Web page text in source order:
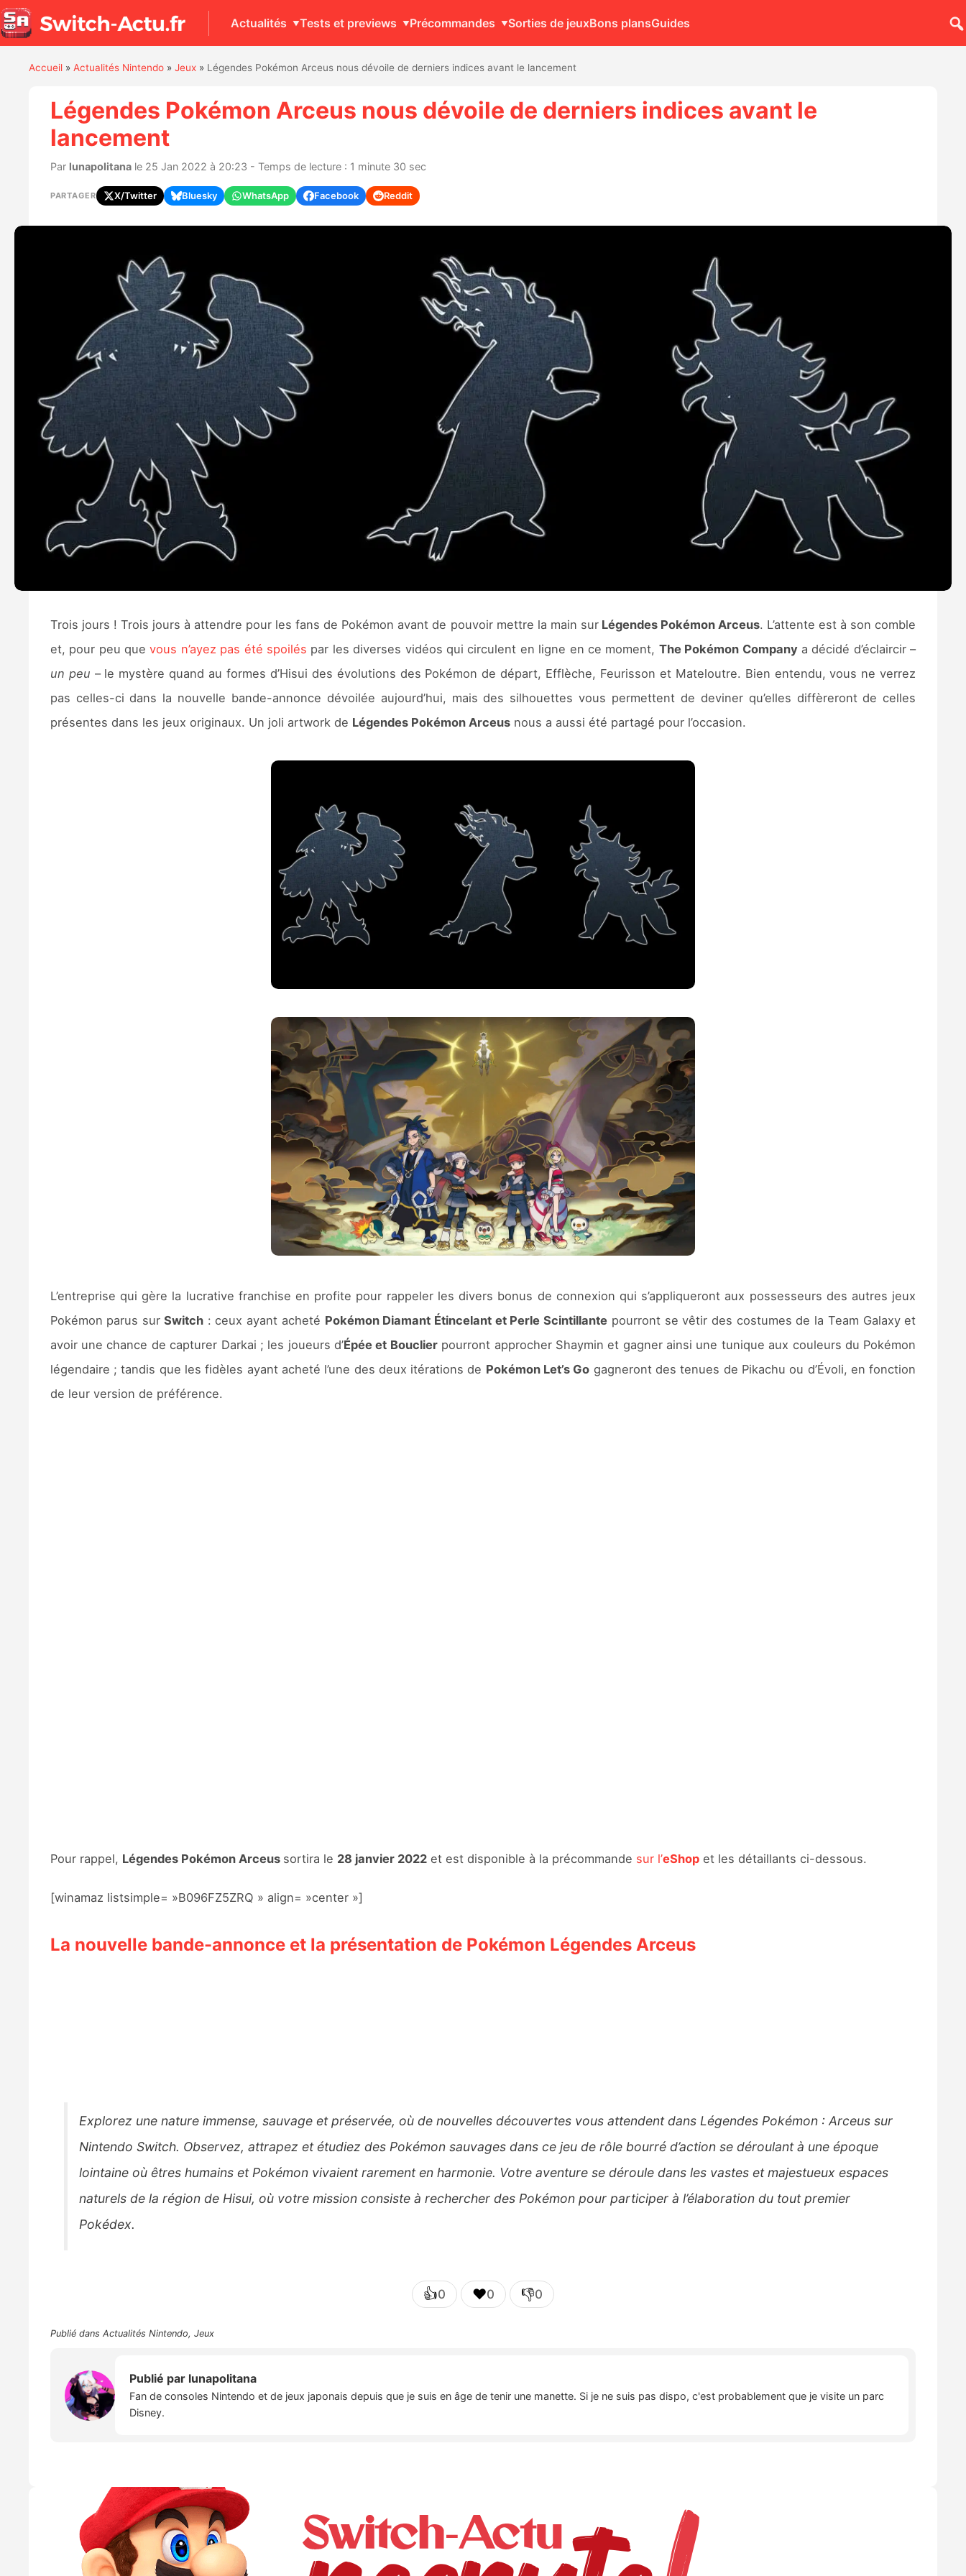
Actualités Tests et previews Précommandes Sorties de jeuxBons plansGuides
Accueil» Actualités Nintendo» Jeux» Légendes Pokémon Arceus nous dévoile de derniers indices avant le lancement
Légendes Pokémon Arceus nous dévoile de derniers indices avant le
lancement
Par lunapolitanale 25 Jan 2022 à 20:23 - Temps de lecture : 1 minute 30 sec
PARTAGER X/Twitter Bluesky WhatsApp Facebook Reddit
Trois jours ! Trois jours à attendre pour les fans de Pokémon avant de pouvoir mettre la main surLégendes Pokémon Arceus. L’attente est à son comble
et, pour peu quevous n’ayez pas été spoilés par les diverses vidéos qui circulent en ligne en ce moment, The Pokémon Companya décidé d’éclaircir –
un peu – le mystère quand au formes d’Hisui des évolutions des Pokémon de départ, Efflèche, Feurisson et Mateloutre. Bien entendu, vous ne verrez
pas celles-ci dans la nouvelle bande-annonce dévoilée aujourd’hui, mais des silhouettes vous permettent de deviner qu’elles diffèreront de celles
présentes dans les jeux originaux. Un joli artwork de Légendes Pokémon Arceusnous a aussi été partagé pour l’occasion.
L’entreprise qui gère la lucrative franchise en profite pour rappeler les divers bonus de connexion qui s’appliqueront aux possesseurs des autres jeux
Pokémon parus sur Switch: ceux ayant acheté Pokémon Diamant Étincelant et Perle Scintillante pourront se vêtir des costumes de la Team Galaxy et
avoir une chance de capturer Darkai ; les joueurs d’Épée et Bouclierpourront approcher Shaymin et gagner ainsi une tunique aux couleurs du Pokémon
légendaire ; tandis que les fidèles ayant acheté l’une des deux itérations de Pokémon Let’s Go gagneront des tenues de Pikachu ou d’Évoli, en fonction
de leur version de préférence.
Pour rappel, Légendes Pokémon Arceus sortira le 28 janvier 2022et est disponible à la précommande sur l’eShopet les détaillants ci-dessous.
[winamaz listsimple= »B096FZ5ZRQ » align= »center »]
La nouvelle bande-annonce et la présentation de Pokémon Légendes Arceus
Explorez une nature immense, sauvage et préservée, où de nouvelles découvertes vous attendent dans Légendes Pokémon : Arceus sur
Nintendo Switch. Observez, attrapez et étudiez des Pokémon sauvages dans ce jeu de rôle bourré d’action se déroulant à une époque
lointaine où êtres humains et Pokémon vivaient rarement en harmonie. Votre aventure se déroule dans les vastes et majestueux espaces
naturels de la région de Hisui, où votre mission consiste à rechercher des Pokémon pour participer à l’élaboration du tout premier
Pokédex.
👍0 ❤️0 👎0
Publié dans Actualités Nintendo, Jeux
Publié par lunapolitana
Fan de consoles Nintendo et de jeux japonais depuis que je suis en âge de tenir une manette. Si je ne suis pas dispo, c'est probablement que je visite un parc
Disney.